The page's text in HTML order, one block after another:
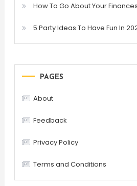
How To Go About Your
5 Party Ideas To Have Fun In
PAGES
About
Feedback
Privacy Policy
Terms and Conditions